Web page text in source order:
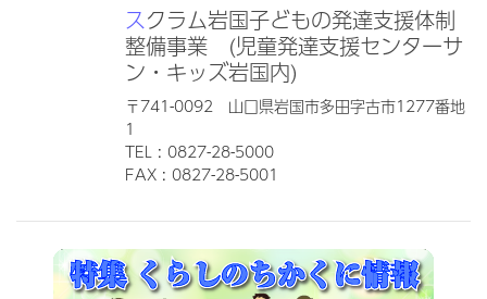
スクラム岩国子どもの発達支援体制
整備事業 (児童発達支援センターサ
ン・キッズ岩国内)
〒741-0092 山口県岩国市多田字古市1277番地
1
TEL : 0827-28-5000
FAX : 0827-28-5001